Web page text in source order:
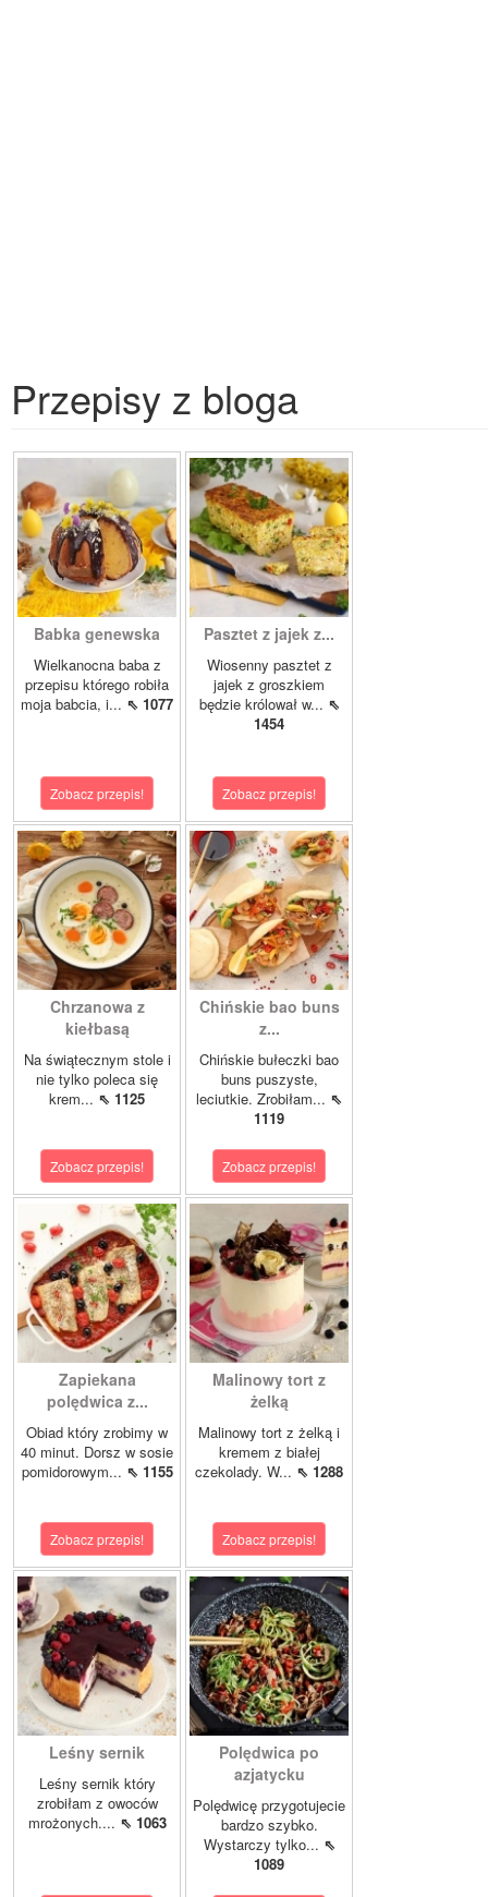
Przepisy z bloga
Babka genewska
Wielkanocna baba z
przepisu którego robiła
moja babcia, i... ⇖ 1077
Zobacz przepis!
Pasztet z jajek z...
Wiosenny pasztet z
jajek z groszkiem
będzie królował w... ⇖
1454
Zobacz przepis!
Chrzanowa z
kiełbasą
Na świątecznym stole i
nie tylko poleca się
krem... ⇖ 1125
Zobacz przepis!
Chińskie bao buns
z...
Chińskie bułeczki bao
buns puszyste,
leciutkie. Zrobiłam... ⇖
1119
Zobacz przepis!
Zapiekana
polędwica z...
Obiad który zrobimy w
40 minut. Dorsz w sosie
pomidorowym... ⇖ 1155
Zobacz przepis!
Malinowy tort z
żelką
Malinowy tort z żelką i
kremem z białej
czekolady. W... ⇖ 1288
Zobacz przepis!
Leśny sernik
Leśny sernik który
zrobiłam z owoców
mrożonych.... ⇖ 1063
Polędwica po
azjatycku
Polędwicę przygotujecie
bardzo szybko.
Wystarczy tylko... ⇖
1089